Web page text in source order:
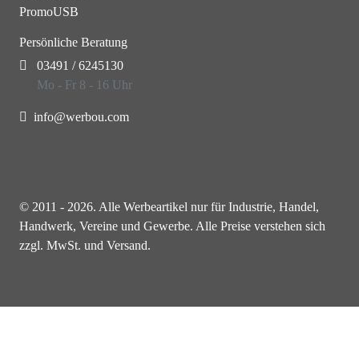
PromoUSB
Persönliche Beratung
03491 / 6245130
Mo - Fr 8 - 16 Uhr
info@werbou.com
© 2011 - 2026. Alle Werbeartikel nur für Industrie, Handel,
Handwerk, Vereine und Gewerbe. Alle Preise verstehen sich
zzgl. MwSt. und Versand.